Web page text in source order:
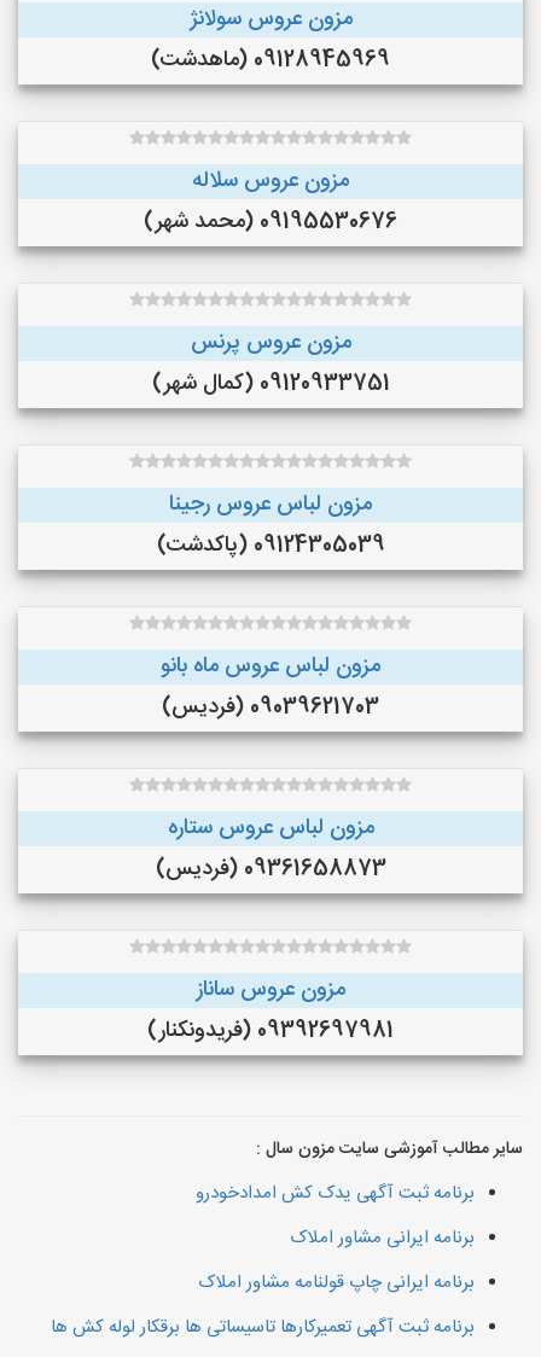
مزون عروس سولانژ
09128945969 (ماهدشت)
مزون عروس سلاله
09195530676 (محمد شهر)
مزون عروس پرنس
09120933751 (کمال شهر)
مزون لباس عروس رجینا
09124305039 (پاکدشت)
مزون لباس عروس ماه بانو
09039621703 (فردیس)
مزون لباس عروس ستاره
09361658873 (فردیس)
مزون عروس ساناز
09392697981 (فريدونكنار)
سایر مطالب آموزشی سایت مزون سال :
برنامه ثبت آگهی یدک کش امدادخودرو
برنامه ایرانی مشاور املاک
برنامه ایرانی چاپ قولنامه مشاور املاک
برنامه ثبت آگهی تعمیرکارها تاسیساتی ها برقکار لوله کش ها